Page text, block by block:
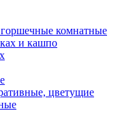
горшечные комнатные
и кашпо
цветущие